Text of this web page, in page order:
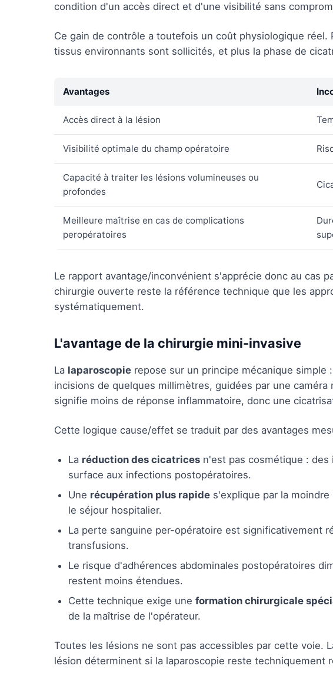
condition d'un accès direct et d'une visibilité sans
Ce gain de contrôle a toutefois un coût physiologique
tissus environnants sont sollicités, et plus la phase de
Avantages
Accès direct à la lésion
Visibilité optimale du champ opératoire
Capacité à traiter les lésions volumineuses ou
profondes
Meilleure maîtrise en cas de complications
peropératoires
Le rapport avantage/inconvénient s'apprécie donc au cas
chirurgie ouverte reste la référence technique que les
systématiquement.
L'avantage de la chirurgie mini-invasive
La laparoscopie repose sur un principe mécanique simple
incisions de quelques millimètres, guidées par une
signifie moins de réponse inflammatoire, donc une
Cette logique cause/effet se traduit par des avantages
La réduction des cicatrices n'est pas cosmétique :
surface aux infections postopératoires.
Une récupération plus rapide s'explique par la
le séjour hospitalier.
La perte sanguine per-opératoire est significativement
transfusions.
Le risque d'adhérences abdominales postopératoires
restent moins étendues.
Cette technique exige une formation chirurgicale
de la maîtrise de l'opérateur.
Toutes les lésions ne sont pas accessibles par cette voie.
lésion déterminent si la laparoscopie reste techniquement